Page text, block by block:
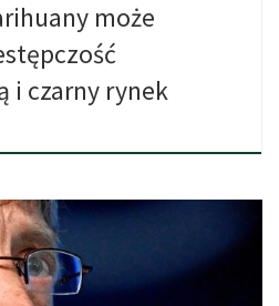
może
i czarny rynek